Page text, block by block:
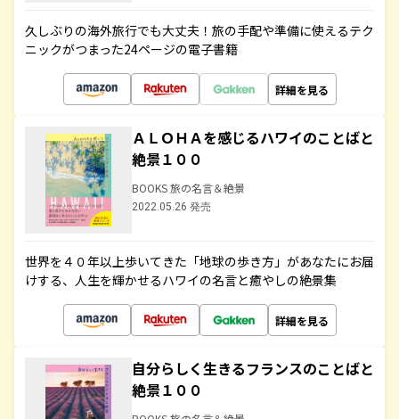
久しぶりの海外旅行でも大丈夫！旅の手配や準備に使えるテク
ニックがつまった24ページの電子書籍
詳細を見る
ＡＬＯＨＡを感じるハワイのことばと
絶景１００
BOOKS 旅の名言＆絶景
2022.05.26 発売
世界を４０年以上歩いてきた「地球の歩き方」があなたにお届
けする、人生を輝かせるハワイの名言と癒やしの絶景集
詳細を見る
自分らしく生きるフランスのことばと
絶景１００